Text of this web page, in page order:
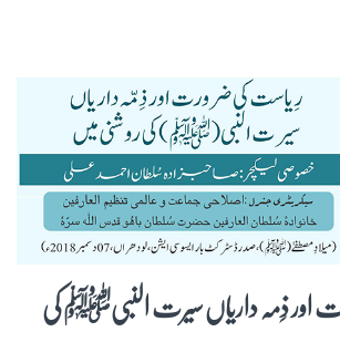
اور ذِمہ داریاں سیرت النبیﷺ کی